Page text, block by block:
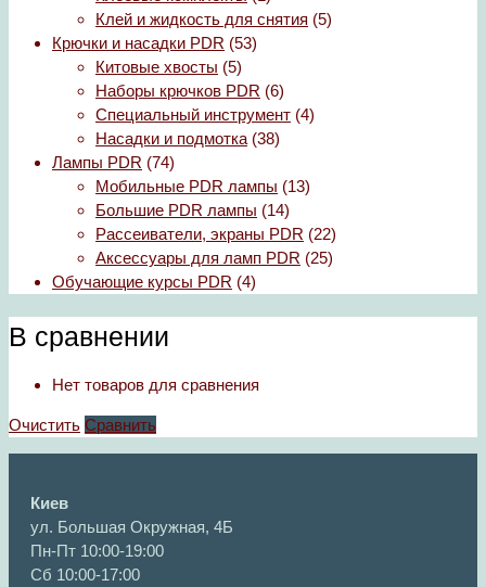
Клей и жидкость для снятия (5)
Крючки и насадки PDR (53)
Китовые хвосты (5)
Наборы крючков PDR (6)
Специальный инструмент (4)
Насадки и подмотка (38)
Лампы PDR (74)
Мобильные PDR лампы (13)
Большие PDR лампы (14)
Рассеиватели, экраны PDR (22)
Аксессуары для ламп PDR (25)
Обучающие курсы PDR (4)
В сравнении
Нет товаров для сравнения
Очистить Сравнить
Киев
ул. Большая Окружная, 4Б
Пн-Пт 10:00-19:00
Сб 10:00-17:00